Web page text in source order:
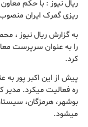
ریال نیوز : با حکم
ریزی گمرک ایران
به گزارش ریال نیوز ،
را به عنوان سرپرست
کرد.
پیش از این اکبر پور به
ره فعالیت میکرد.
بوشهر، هرمزگان،
میشود.